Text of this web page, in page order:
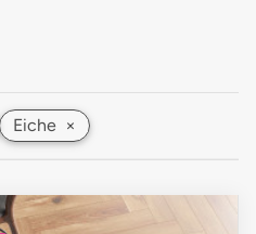
Eiche ×